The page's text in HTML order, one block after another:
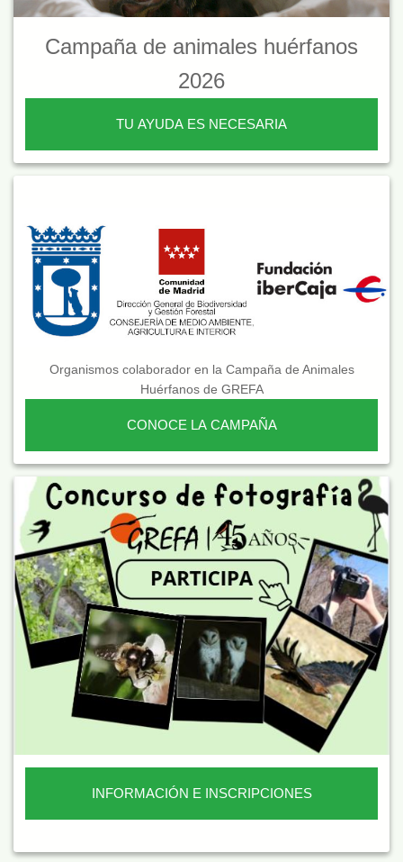
Campaña de animales huérfanos
2026
TU AYUDA ES NECESARIA
Organismos colaborador en la Campaña de Animales
Huérfanos de GREFA
CONOCE LA CAMPAÑA
INFORMACIÓN E INSCRIPCIONES